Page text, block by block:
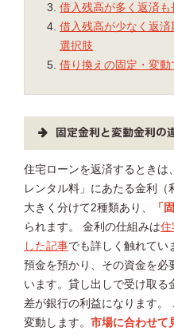
借入残高が多く返済
借入残高が少なく返
選択肢
借り換えの固定・変動
固定金利と変動金利の
住宅ローンを返済するときは
レンタル料」にあたる金利
大きく分けて2種類あり、
「
られます。 金利の仕組みは住
した記事でも詳しく触れてい
預金を預かり、その資金を必
います。貸し出しで受け取
差が銀行の利益になります。
変動します。 市場に合わせて